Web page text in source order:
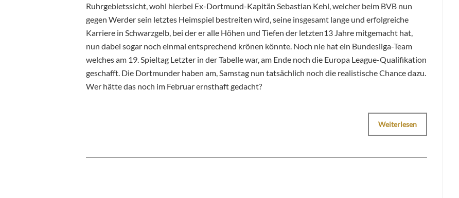
Ruhrgebietssicht, wohl hierbei Ex-Dortmund-Kapitän Sebastian Kehl, welcher beim BVB nun
gegen Werder sein letztes Heimspiel bestreiten wird, seine insgesamt lange und erfolgreiche
Karriere in Schwarzgelb, bei der er alle Höhen und Tiefen der letzten13 Jahre mitgemacht hat,
nun dabei sogar noch einmal entsprechend krönen könnte. Noch nie hat ein Bundesliga-Team
welches am 19. Spieltag Letzter in der Tabelle war, am Ende noch die Europa League-Qualifikation
geschafft. Die Dortmunder haben am, Samstag nun tatsächlich noch die realistische Chance dazu.
Wer hätte das noch im Februar ernsthaft gedacht?
Weiterlesen